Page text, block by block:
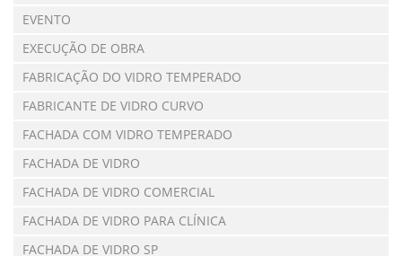
EVENTO
EXECUÇÃO DE OBRA
FABRICAÇÃO DO VIDRO TEMPERADO
FABRICANTE DE VIDRO CURVO
FACHADA COM VIDRO TEMPERADO
FACHADA DE VIDRO
FACHADA DE VIDRO COMERCIAL
FACHADA DE VIDRO PARA CLÍNICA
FACHADA DE VIDRO SP